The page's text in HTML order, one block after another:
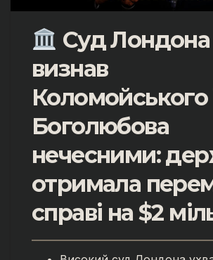
Суд Лондона
визнав
Коломойського
Боголюбова
нечесними:
отримала
справі на $2